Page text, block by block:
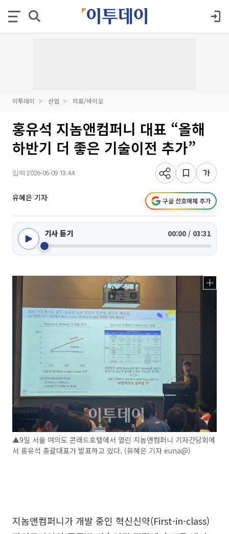
이투데이 산업 의료/바이오
홍유석 지놈앤컴퍼니 대표 “올해
하반기 더 좋은 기술이전 추가”
입력 2026-06-09 13:44
유혜은 기자 구글 선호매체 추가
기사 듣기 00:00 / 03:31
▲9일 서울 여의도 콘래드호텔에서 열린 지놈앤컴퍼니 기자간담회에
서 홍유석 총괄대표가 발표하고 있다. (유혜은 기자 euna@)
지놈앤컴퍼니가 개발 중인 혁신신약(First-in-class)